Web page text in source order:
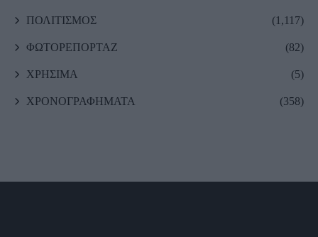
ΠΟΛΙΤΙΣΜΟΣ (1,117)
ΦΩΤΟΡΕΠΟΡΤΑΖ (82)
ΧΡΗΣΙΜΑ (5)
ΧΡΟΝΟΓΡΑΦΗΜΑΤΑ (358)